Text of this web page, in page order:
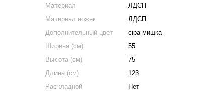
Материал
ЛДСП
Материал ножек
ЛДСП
Дополнительный цвет
сіра мишка
Ширина (см)
55
Высота (см)
75
Длина (см)
123
Раскладной
Нет